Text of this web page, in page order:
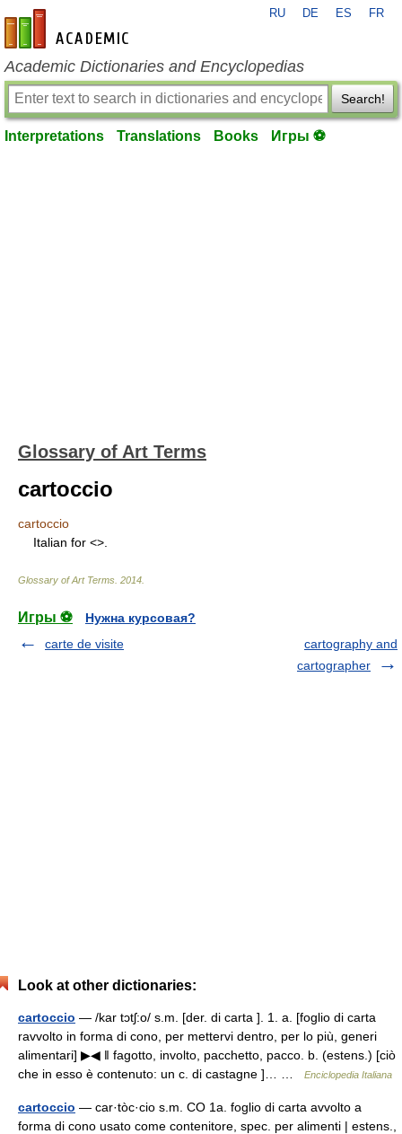
en-academic.com
RU DE ES FR
Academic Dictionaries and Encyclopedias
Search!
Interpretations Translations Books Игры ⚽
Glossary of Art Terms
cartoccio
cartoccio
Italian for <>.
Glossary of Art Terms 2014
Игры ⚽
Нужна курсовая?
carte de visite
cartography and
cartographer
Look at other dictionaries:
cartoccio — /kar tɔtʃ:o/ s.m. [der. di carta ]. 1. a. [foglio di carta
ravvolto in forma di cono, per mettervi dentro, per lo più, generi
alimentari] ▶◀ ‖ fagotto, involto, pacchetto, pacco. b. (estens.) [ciò
che in esso è contenuto: un c. di castagne ]… …
Enciclopedia Italiana
cartoccio — car·tòc·cio s.m. CO 1a. foglio di carta avvolto a
forma di cono usato come contenitore, spec. per alimenti | estens.,